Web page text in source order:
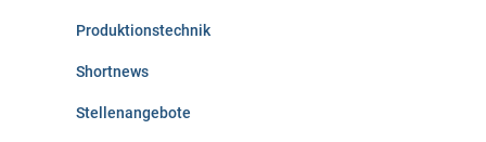
Produktionstechnik
Shortnews
Stellenangebote